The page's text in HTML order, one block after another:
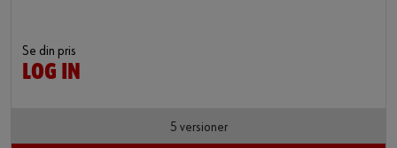
Se din pris
LOG IN
5 versioner